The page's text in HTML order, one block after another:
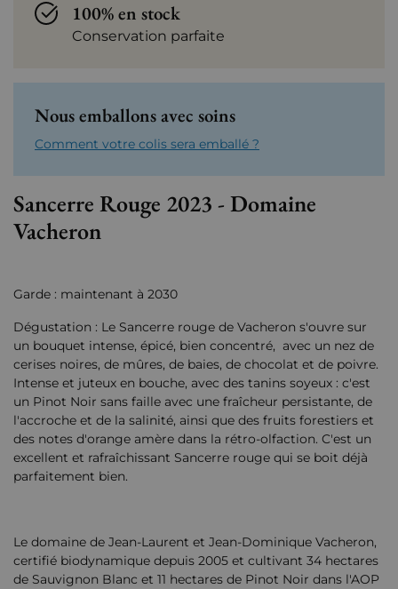
100% en stock
Conservation parfaite
Nous emballons avec soins
Comment votre colis sera emballé ?
Sancerre Rouge 2023 - Domaine
Vacheron
Garde : maintenant à 2030
Dégustation : Le Sancerre rouge de Vacheron s'ouvre sur
un bouquet intense, épicé, bien concentré, avec un nez de
cerises noires, de mûres, de baies, de chocolat et de poivre.
Intense et juteux en bouche, avec des tanins soyeux : c'est
un Pinot Noir sans faille avec une fraîcheur persistante, de
l'accroche et de la salinité, ainsi que des fruits forestiers et
des notes d'orange amère dans la rétro-olfaction. C'est un
excellent et rafraîchissant Sancerre rouge qui se boit déjà
parfaitement bien.
Le domaine de Jean-Laurent et Jean-Dominique Vacheron,
certifié biodynamique depuis 2005 et cultivant 34 hectares
de Sauvignon Blanc et 11 hectares de Pinot Noir dans l'AOP